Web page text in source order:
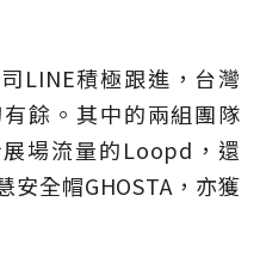
LINE積極跟進，台灣
餘。其中的兩組團隊
場流量的Loopd，還
安全帽GHOSTA，亦獲